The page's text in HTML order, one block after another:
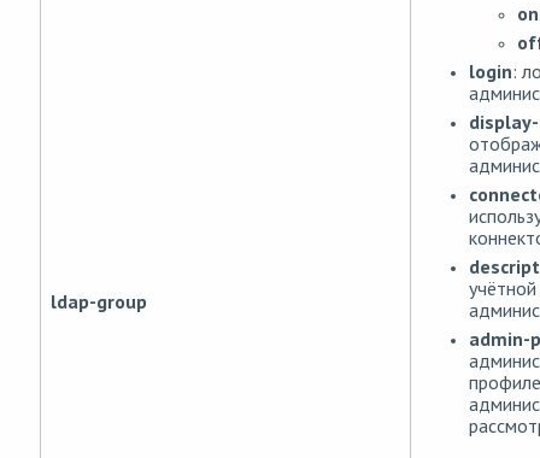
ldap-group
on
login:
admin-